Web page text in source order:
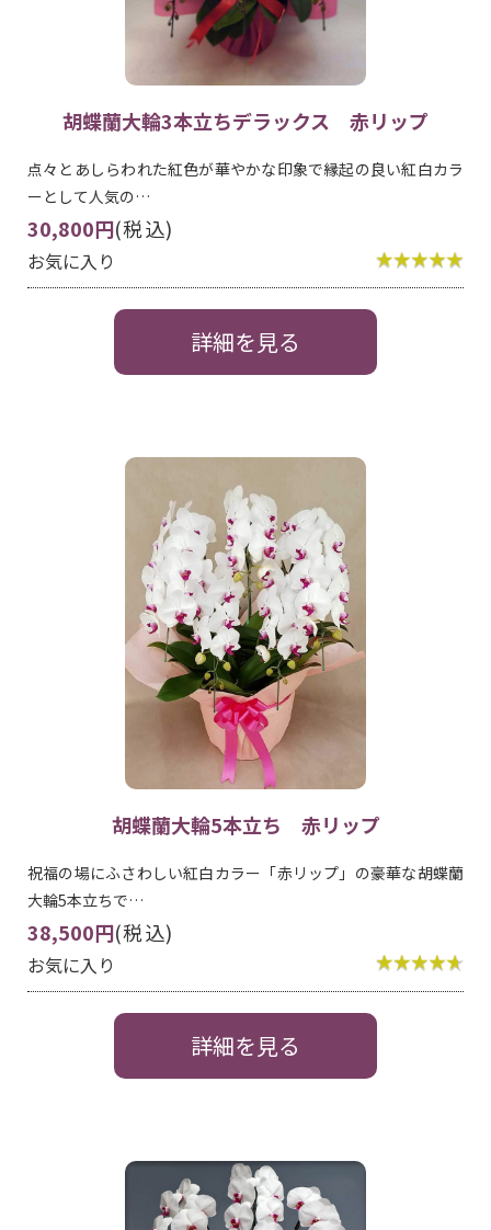
胡蝶蘭大輪3本立ちデラックス 赤リップ
点々とあしらわれた紅色が華やかな印象で縁起の良い紅白カラ
ーとして人気の…
30,800円(税込)
お気に入り
詳細を見る
胡蝶蘭大輪5本立ち 赤リップ
祝福の場にふさわしい紅白カラー「赤リップ」の豪華な胡蝶蘭
大輪5本立ちで…
38,500円(税込)
お気に入り
詳細を見る